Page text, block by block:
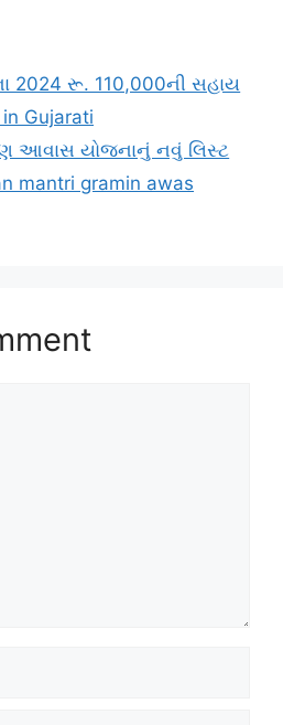
2024 રૂ. 110,000ની સહાય
in Gujarati
આવાસ યોજનાનું નવું લિસ્ટ
mantri gramin awas